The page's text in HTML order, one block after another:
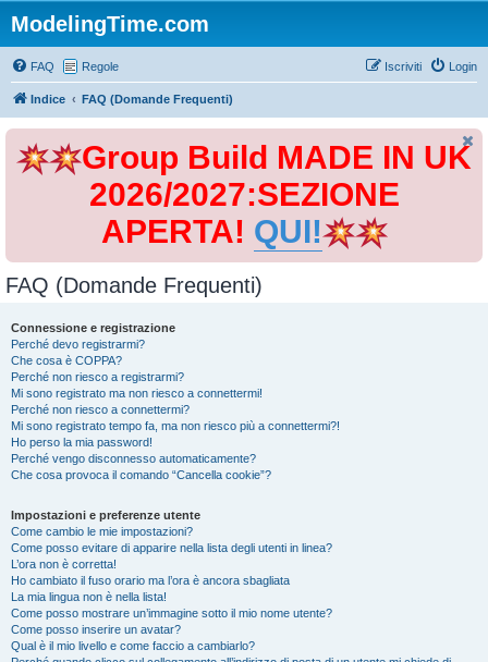
ModelingTime.com
FAQ Regole Login
Iscriviti
Indice FAQ (Domande Frequenti)
Group Build MADE IN UK
2026/2027:SEZIONE
APERTA! QUI!
FAQ (Domande Frequenti)
Connessione e registrazione
Perché devo registrarmi?
Che cosa è COPPA?
Perché non riesco a registrarmi?
Mi sono registrato ma non riesco a connettermi!
Perché non riesco a connettermi?
Mi sono registrato tempo fa, ma non riesco più a connettermi?!
Ho perso la mia password!
Perché vengo disconnesso automaticamente?
Che cosa provoca il comando “Cancella cookie”?
Impostazioni e preferenze utente
Come cambio le mie impostazioni?
Come posso evitare di apparire nella lista degli utenti in linea?
L’ora non è corretta!
Ho cambiato il fuso orario ma l’ora è ancora sbagliata
La mia lingua non è nella lista!
Come posso mostrare un’immagine sotto il mio nome utente?
Come posso inserire un avatar?
Qual è il mio livello e come faccio a cambiarlo?